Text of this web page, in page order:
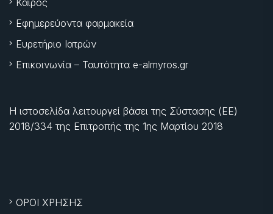
Εφημερεύοντα φαρμακεία
Ευρετήριο Ιατρών
Επικοινωνία – Ταυτότητα e-almyros.gr
Η ιστοσελίδα λειτουργεί βάσει της Σύστασης (ΕΕ)
2018/334 της Επιτροπής της 1ης Μαρτίου 2018
ΟΡΟΙ ΧΡΗΣΗΣ